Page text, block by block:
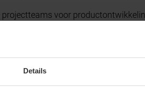
Details
voor
en de introductie van
Hoe ver schop jij het?